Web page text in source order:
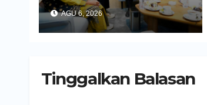
Beasiswa dari Bupati Kediri
AGU 6, 2026
Tinggalkan Balasan